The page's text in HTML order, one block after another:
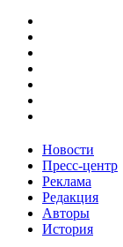
Новости
Пресс-центр
Реклама
Редакция
Авторы
История